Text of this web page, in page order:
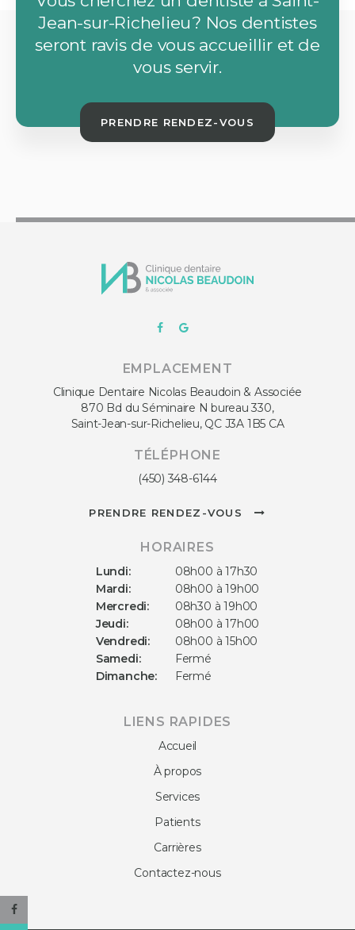
Jean-sur-Richelieu? Nos dentistes
seront ravis de vous accueillir et de
vous servir.
PRENDRE RENDEZ-VOUS
EMPLACEMENT
Clinique Dentaire Nicolas Beaudoin & Associée
870 Bd du Séminaire N bureau 330
Saint-Jean-sur-Richelieu QC J3A 1B5 CA
TÉLÉPHONE
(450) 348-6144
PRENDRE RENDEZ-VOUS
HORAIRES
Lundi:
08h00 à 17h30
Mardi:
08h00 à 19h00
Mercredi:
08h30 à 19h00
Jeudi:
08h00 à 17h00
Vendredi:
08h00 à 15h00
Samedi:
Fermé
Dimanche:
Fermé
LIENS RAPIDES
Accueil
À propos
Services
Patients
Carrières
Contactez-nous